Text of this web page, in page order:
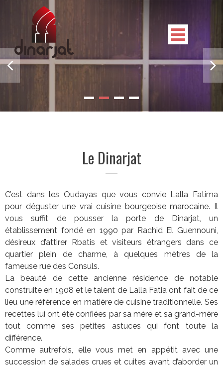
Skip
to
content
Restaurant Dinarjat
Cuisine gastronomique marocaine
Next
Le Dinarjat
C’est dans les Oudayas que vous convie Lalla Fatima
pour déguster une vrai cuisine bourgeoise marocaine. Il
vous suffit de pousser la porte de Dinarjat, un
établissement fondé en 1990 par Rachid El Guennouni,
désireux d’attirer Rbatis et visiteurs étrangers dans ce
quartier plein de charme, à quelques mètres de la
fameuse rue des Consuls.
La beauté de cette ancienne résidence de notable
construite en 1908 et le talent de Lalla Fatia ont fait de ce
lieu une référence en matière de cuisine traditionnelle. Ses
recettes lui ont été confiées par sa mère et sa grand-mère
tout comme ses petites astuces qui font toute la
différence.
Comme autrefois, elle vous met en appétit avec une
succession de salades crues et cuites avant d’aborder un